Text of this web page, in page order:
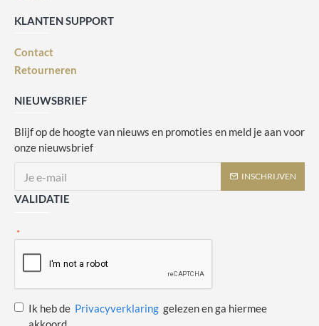
KLANTEN SUPPORT
Contact
Retourneren
NIEUWSBRIEF
Blijf op de hoogte van nieuws en promoties en meld je aan voor
onze nieuwsbrief
INSCHRIJVEN
VALIDATIE
Ik heb de Privacyverklaring gelezen en ga hiermee